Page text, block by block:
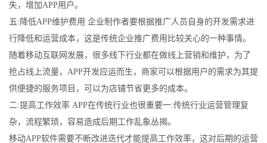
失，增加APP用户。
五:降低APP维护费用 企业制作者要根据推广人员自身的开发需求进
行降低和运营成本，这是传统企业推广费用比较关心的一种事情。
随着移动互联网发展，很多线下行业都在做线上营销和维护，为了
抢占线上流量，APP开发应运而生，商家可以根据用户的需求为其提
供便捷的服务项目，可以为店铺节省更多的成本。
二:提高工作效率 APP在传统行业也很重要一:传统行业运营管理复
杂，流程繁琐，容易造成后期工作乱象丛揭。
移动APP软件需要不断改进迭代才能提高工作效率，这对后期的运营